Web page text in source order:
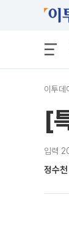
이투데
[
입력
정수